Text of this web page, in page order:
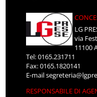
LG
via
11100
Tel: 0165.231711
Fax: 0165.1820141
E-mail
RESPONSABILE DI